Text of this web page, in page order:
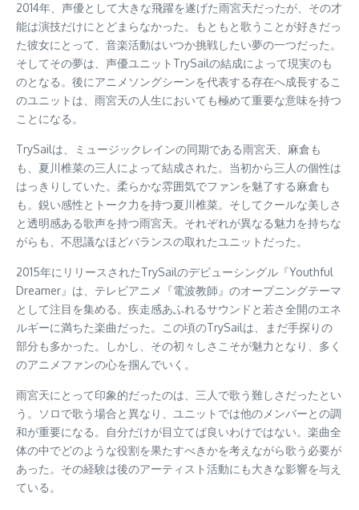
2014年、声優として大きな飛躍を遂げた雨宮天だったが、その才
能は演技だけにとどまらなかった。もともと歌うことが好きだっ
た彼女にとって、音楽活動はいつか挑戦したい夢の一つだった。
そしてその夢は、声優ユニットTrySailの結成によって現実のも
のとなる。後にアニメソングシーンを代表する存在へ成長するこ
のユニットは、雨宮天の人生においても極めて重要な意味を持つ
ことになる。
TrySailは、ミュージックレインの同期である雨宮天、麻倉も
も、夏川椎菜の三人によって結成された。当初から三人の個性は
はっきりしていた。柔らかな雰囲気でファンを魅了する麻倉も
も。鋭い感性とトーク力を持つ夏川椎菜。そしてクールな美しさ
と透明感ある歌声を持つ雨宮天。それぞれが異なる魅力を持ちな
がらも、不思議なほどバランスの取れたユニットだった。
2015年にリリースされたTrySailのデビューシングル『Youthful
Dreamer』は、テレビアニメ『電波教師』のオープニングテーマ
として注目を集める。疾走感あふれるサウンドと若さ全開のエネ
ルギーに満ちた楽曲だった。この頃のTrySailは、まだ手探りの
部分も多かった。しかし、その初々しさこそが魅力となり、多く
のアニメファンの心を掴んでいく。
雨宮天にとって印象的だったのは、三人で歌う難しさだったとい
う。ソロで歌う場合と異なり、ユニットでは他のメンバーとの調
和が重要になる。自分だけが目立てば良いわけではない。楽曲全
体の中でどのような役割を果たすべきかを考えながら歌う必要が
あった。その経験は後のアーティスト活動にも大きな影響を与え
ている。